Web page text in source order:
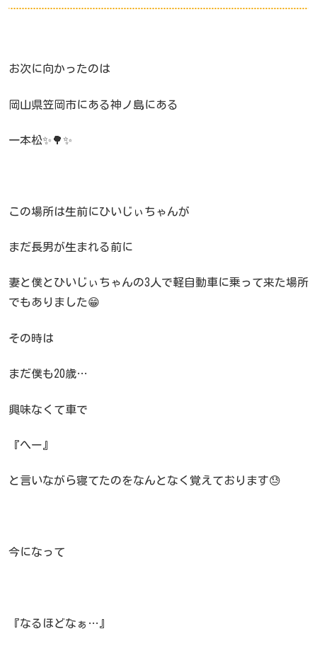
お次に向かったのは
岡山県笠岡市にある神ノ島にある
一本松✨🌳✨
この場所は生前にひいじぃちゃんが
まだ長男が生まれる前に
妻と僕とひいじぃちゃんの3人で軽自動車に乗って来た場所
でもありました😁
その時は
まだ僕も20歳…
興味なくて車で
『へー』
と言いながら寝てたのをなんとなく覚えております😓
今になって
『なるほどなぁ…』